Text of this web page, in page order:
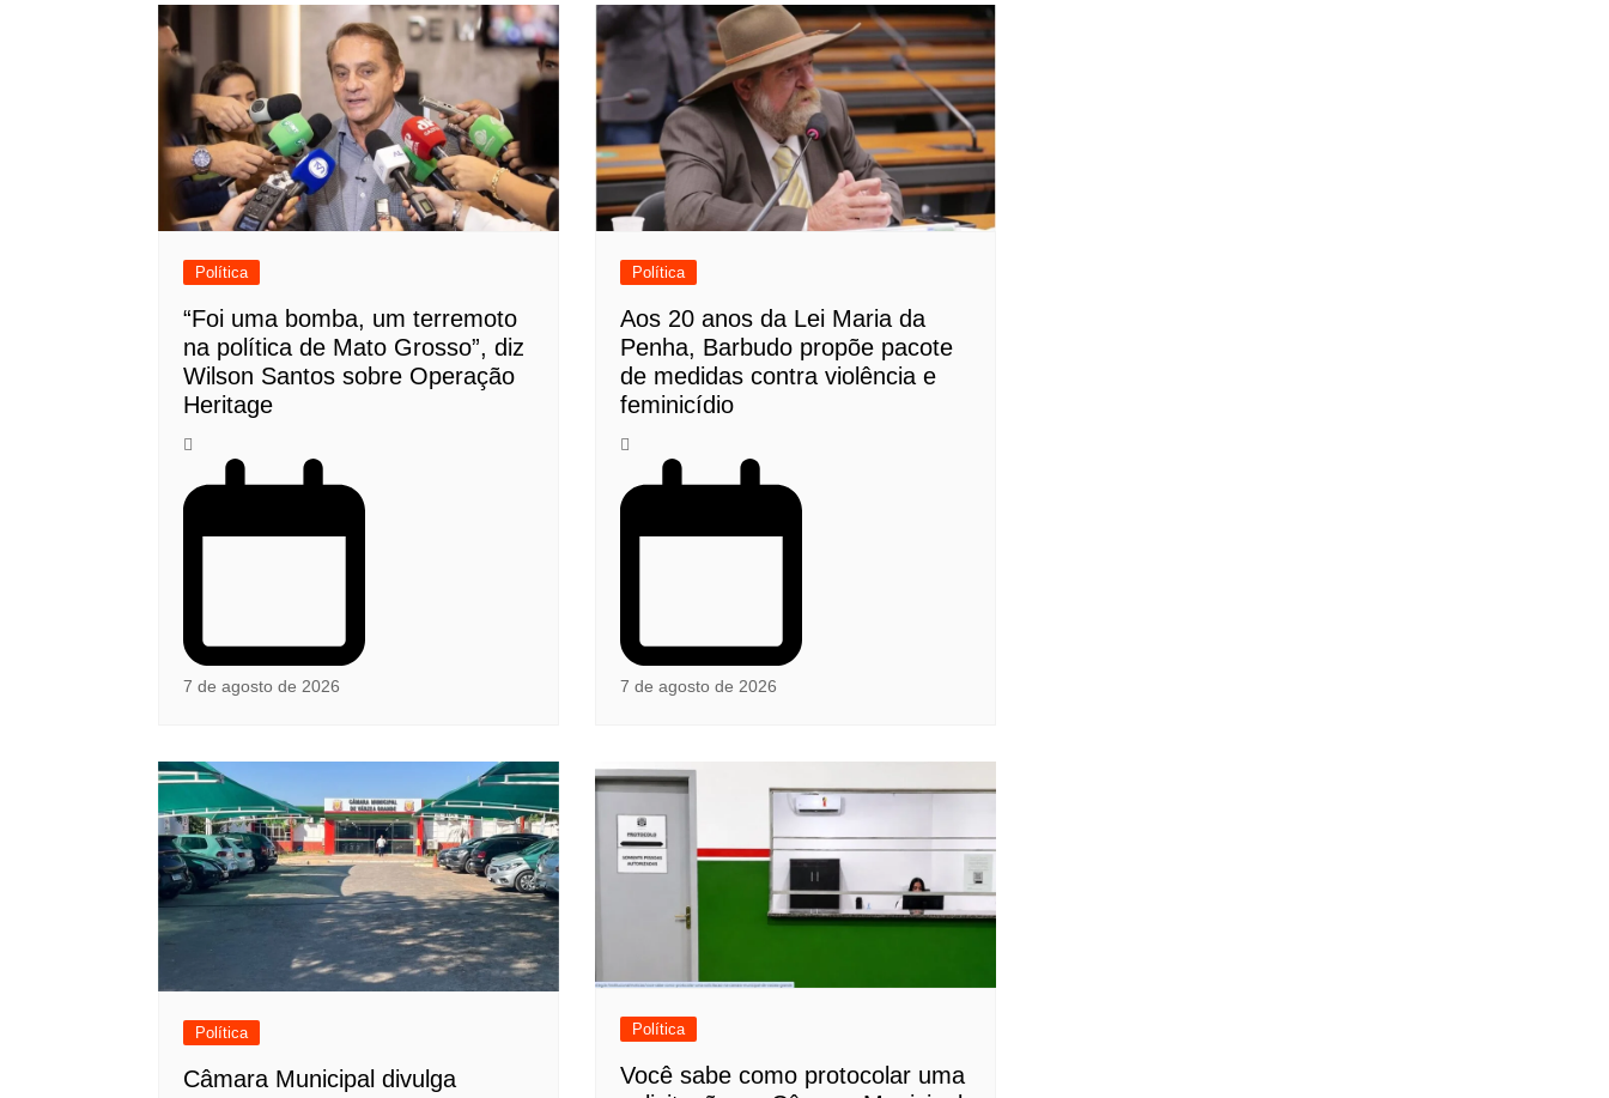
Política
“Foi uma bomba, um terremoto
na política de Mato Grosso”, diz
Wilson Santos sobre Operação
Heritage
7 de agosto de 2026
Política
Aos 20 anos da Lei Maria da
Penha, Barbudo propõe pacote
de medidas contra violência e
feminicídio
7 de agosto de 2026
Política
Câmara Municipal divulga
Política
Você sabe como protocolar uma